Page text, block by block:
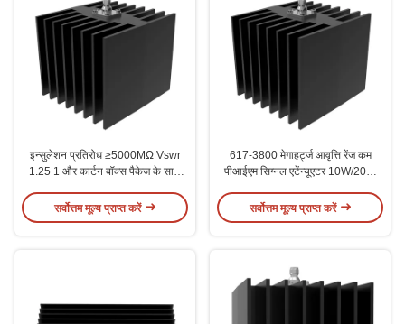
इन्सुलेशन प्रतिरोध ≥5000MΩ Vswr
1.25 1 और कार्टन बॉक्स पैकेज के साथ
सर्वोत्तम मूल्य प्राप्त करें
617-3800 मेगाहर्ट्ज आवृत्ति रेंज कम
पीआईएम सिग्नल एटेंन्यूएटर 10W/20W
सर्वोत्तम मूल्य प्राप्त करें